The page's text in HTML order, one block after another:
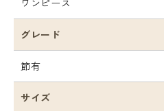
ワンピース
グレード
節有
サイズ